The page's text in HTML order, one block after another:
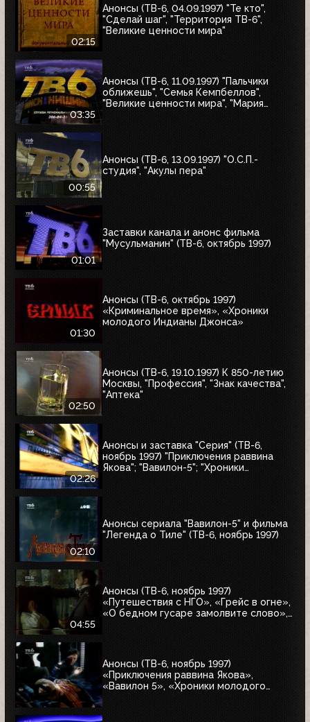
02:15
Анонсы (ТВ-6, 04.09.1997) "Те кто",
"Сделай шаг", "Территория ТВ-6",
"Великие ценности мира"
03:35
Анонсы (ТВ-6, 11.09.1997) "Пальчики
оближешь", "Семья Кемпбеллов",
"Великие ценности мира", "Мария
00:55
Анонсы (ТВ-6, 13.09.1997) "О.С.П.-
студия", "Акулы пера"
01:01
Заставки канала и анонс фильма
"Мусульманин" (ТВ-6, октябрь 1997)
01:30
Анонсы (ТВ-6, октябрь 1997)
«Криминальное время», «Хроники
молодого Индианы Джонса»
02:50
Анонсы (ТВ-6, 19.10.1997) К 850-летию
Москвы, "Профессия", "Знак качества",
"Аптека"
02:26
Анонсы и заставка "Серия" (ТВ-6,
ноябрь 1997) "Приключения раввина
Якова"; "Вавилон-5"; "Хроники
02:10
Анонсы сериала "Вавилон-5" и фильма
"Легенда о Тиле" (ТВ-6, ноябрь 1997)
04:55
Анонсы (ТВ-6, ноябрь 1997)
«Путешествия с НГО», «Грейс в огне»,
«О бедном гусаре замолвите слово»,
Анонсы (ТВ-6, ноябрь 1997)
«Приключения раввина Якова»,
«Вавилон 5», «Хроники молодого